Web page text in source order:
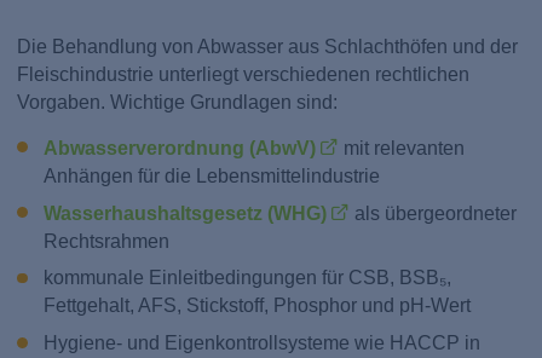
Die Behandlung von Abwasser aus Schlachthöfen und der
Fleischindustrie unterliegt verschiedenen rechtlichen
Vorgaben. Wichtige Grundlagen sind:
Abwasserverordnung (AbwV)
mit relevanten
Anhängen für die Lebensmittelindustrie
Wasserhaushaltsgesetz (WHG)
als übergeordneter
Rechtsrahmen
kommunale Einleitbedingungen für CSB, BSB₅,
Fettgehalt, AFS, Stickstoff, Phosphor und pH-Wert
Hygiene- und Eigenkontrollsysteme wie HACCP in